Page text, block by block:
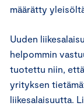
määrätty
Uuden
helpommin
tuotettu niin,
yrityksen
liikesalaisuutta.